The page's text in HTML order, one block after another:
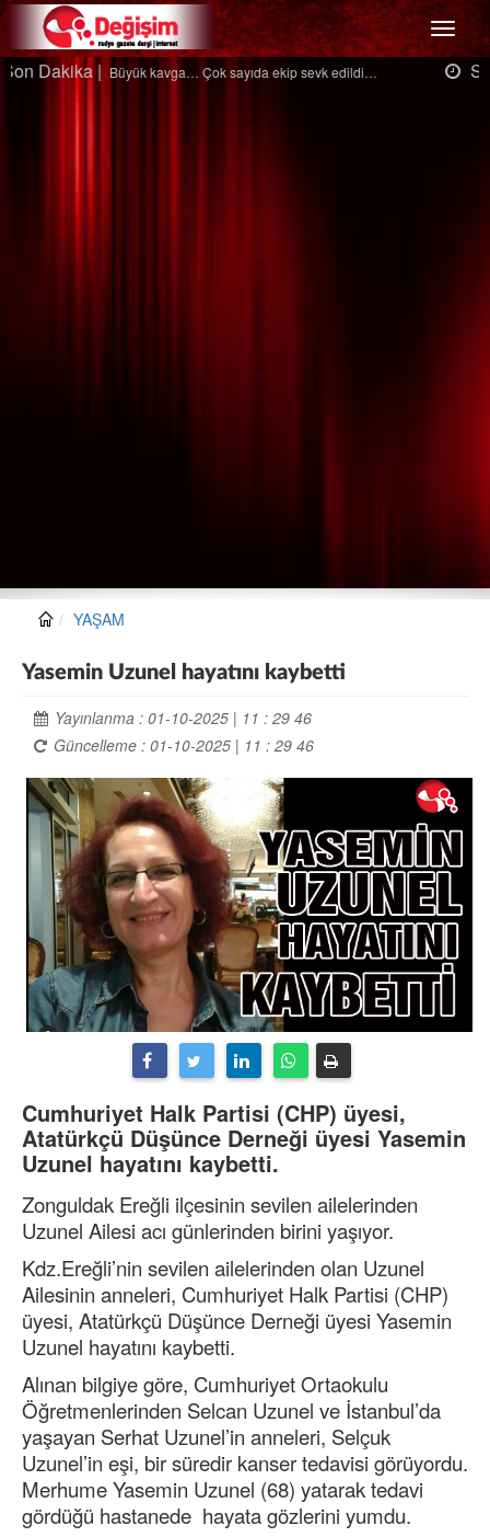
Menü
Son Dakika |Ağaçtan düştü…
YAŞAM
Yasemin Uzunel hayatını kaybetti
Yayınlanma : 01-10-2025 | 11 : 29 46
Güncelleme : 01-10-2025 | 11 : 29 46
Cumhuriyet Halk Partisi (CHP) üyesi,
Atatürkçü Düşünce Derneği üyesi Yasemin
Uzunel hayatını kaybetti.
Zonguldak Ereğli ilçesinin sevilen ailelerinden
Uzunel Ailesi acı günlerinden birini yaşıyor.
Kdz.Ereğli’nin sevilen ailelerinden olan Uzunel
Ailesinin anneleri, Cumhuriyet Halk Partisi (CHP)
üyesi, Atatürkçü Düşünce Derneği üyesi Yasemin
Uzunel hayatını kaybetti.
Alınan bilgiye göre, Cumhuriyet Ortaokulu
Öğretmenlerinden Selcan Uzunel ve İstanbul’da
yaşayan Serhat Uzunel’in anneleri, Selçuk
Uzunel’in eşi, bir süredir kanser tedavisi görüyordu.
Merhume Yasemin Uzunel (68) yatarak tedavi
gördüğü hastanede hayata gözlerini yumdu.